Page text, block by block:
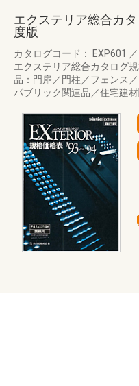
エクステリア総合カ
度版
カタログコード： EXP601 ／
エクステリア総合カタログ
品：門扉／門柱／フェンス
パブリック関連品／住宅建